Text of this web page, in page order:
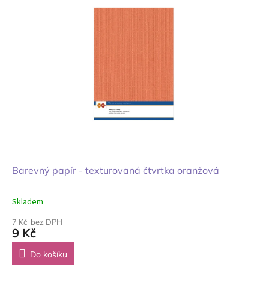
Barevný papír - texturovaná čtvrtka oranžová
Skladem
7 Kč bez DPH
9 Kč
Do košíku